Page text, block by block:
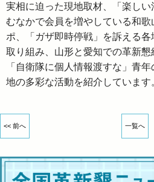
実相に迫った現地取材、「楽し
むなかで会員を増やしている和
ポ、「ガザ即時停戦」を訴える
取り組み、山形と愛知での革新
「自衛隊に個人情報渡すな」青
地の多彩な活動を紹介しています
<< 前へ 一覧へ